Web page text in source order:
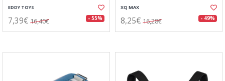
EDDY TOYS
7,39€ 16,40€ - 55%
XQ MAX
8,25€ 16,28€ - 49%